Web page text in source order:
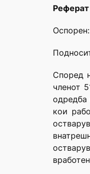
Оспорен:
Според
членот
одредба
кои